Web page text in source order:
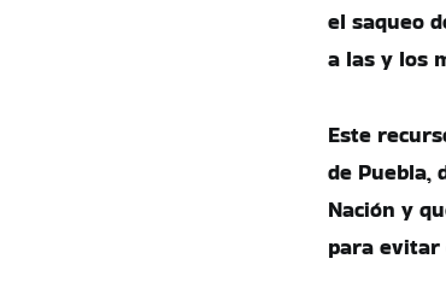
el saqueo
a las y los
Este
de Puebla,
Nación y
para evitar